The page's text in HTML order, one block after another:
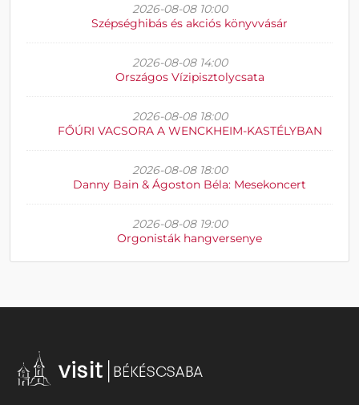
2026-08-08 10:00
Szépséghibás és akciós könyvvásár
2026-08-08 14:00
Országos Vízipisztolycsata
2026-08-08 18:00
FŐÚRI VACSORA A WENCKHEIM-KASTÉLYBAN
2026-08-08 18:00
Danny Bain & Ágoston Béla: Mesekoncert
2026-08-08 19:00
Orgonisták hangversenye